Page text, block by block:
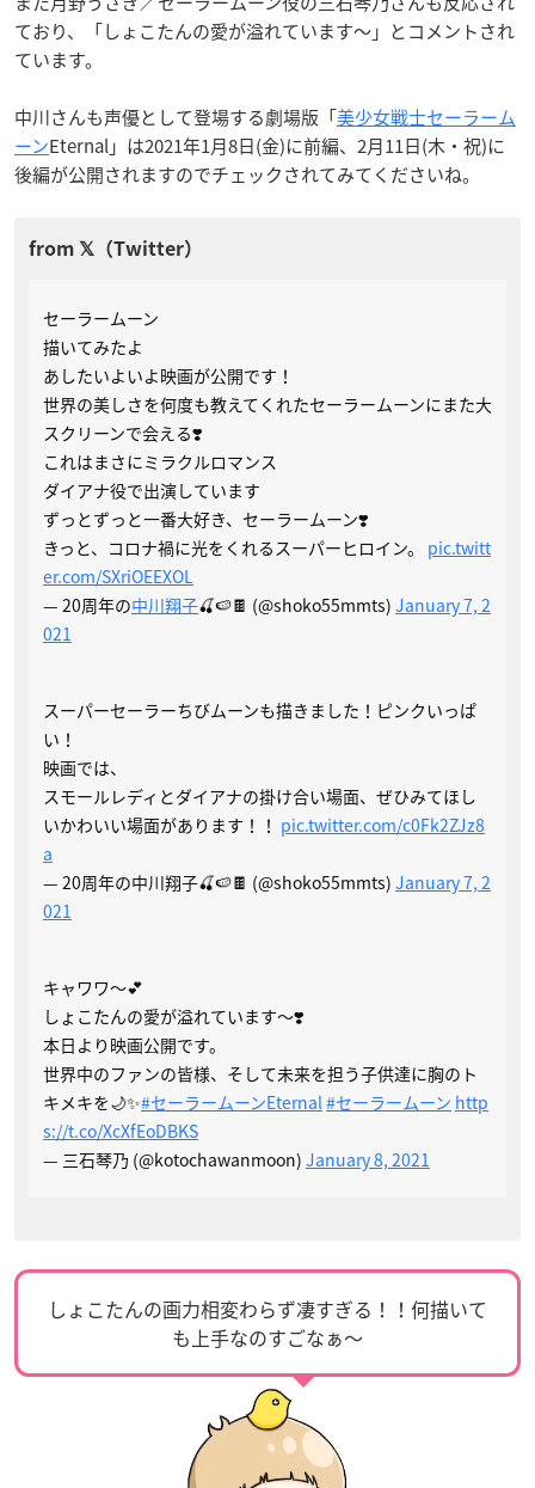
ており、「しょこたんの愛が溢れています〜」とコメントされ
ています。
中川さんも声優として登場する劇場版「美少女戦士セーラーム
ーンEternal」は2021年1月8日(金)に前編、2月11日(木・祝)に
後編が公開されますのでチェックされてみてくださいね。
セーラームーン
描いてみたよ
あしたいよいよ映画が公開です！
世界の美しさを何度も教えてくれたセーラームーンにまた大
スクリーンで会える❣️
これはまさにミラクルロマンス
ダイアナ役で出演しています
ずっとずっと一番大好き、セーラームーン❣️
きっと、コロナ禍に光をくれるスーパーヒロイン。 pic.twitt
er.com/SXriOEEXOL
— 20周年の中川翔子🍒🍉🍫 (@shoko55mmts) January 7, 2
021
スーパーセーラーちびムーンも描きました！ピンクいっぱ
い！
映画では、
スモールレディとダイアナの掛け合い場面、ぜひみてほし
いかわいい場面があります！！ pic.twitter.com/c0Fk2ZJz8
a
— 20周年の中川翔子🍒🍉🍫 (@shoko55mmts) January 7, 2
021
キャワワ〜💕
しょこたんの愛が溢れています〜❣️
本日より映画公開です。
世界中のファンの皆様、そして未来を担う子供達に胸のト
キメキを🌙✨#セーラームーンEternal#セーラームーン http
s://t.co/XcXfEoDBKS
— 三石琴乃 (@kotochawanmoon) January 8, 2021
しょこたんの画力相変わらず凄すぎる！！何描いて
も上手なのすごなぁ〜